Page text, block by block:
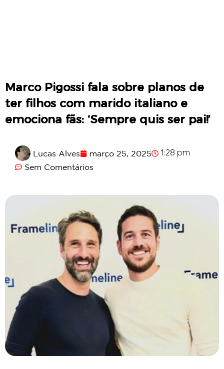
Marco Pigossi fala sobre planos de
ter filhos com marido italiano e
emociona fãs: ‘Sempre quis ser pai!’
Lucas Alves março 25, 2025 1:28 pm
Sem Comentários